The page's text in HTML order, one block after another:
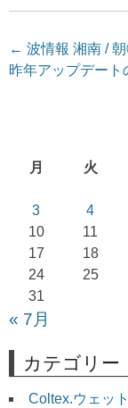
投
稿
← 波情報 湘南 /
昨年アップデート
月 火
3
4
10
11
17
18
24
25
31
« 7月
カテゴリー
Coltex.ウェッ